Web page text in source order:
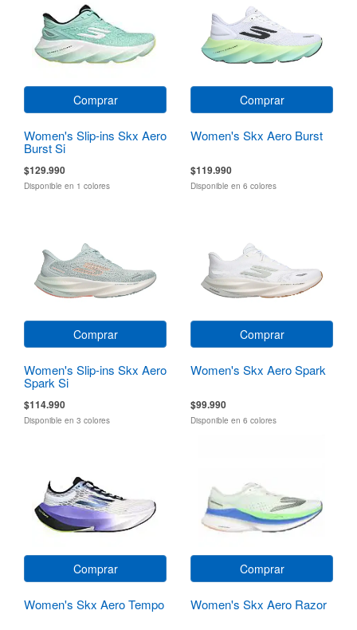
Comprar
Women's Slip-ins Skx Aero
Burst Si
$129.990
Disponible en 1 colores
Comprar
Women's Skx Aero Burst
$119.990
Disponible en 6 colores
Comprar
Women's Slip-ins Skx Aero
Spark Si
$114.990
Disponible en 3 colores
Comprar
Women's Skx Aero Spark
$99.990
Disponible en 6 colores
Comprar
Women's Skx Aero Tempo
Comprar
Women's Skx Aero Razor